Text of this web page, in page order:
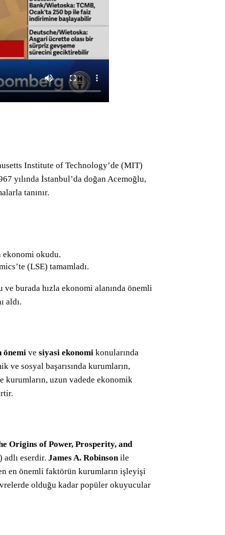
Institute of Technology’de (MIT)
yılında İstanbul’da doğan Acemoğlu,
tanınır.
okudu.
(LSE) tamamladı.
ve burada hızla ekonomi alanında önemli
aldı.
önemi ve siyasi ekonomi konularında
ve sosyal başarısında kurumların,
uzun vadede ekonomik
Origins of Power, Prosperity, and
eserdir. James A. Robinson ile
en önemli faktörün kurumların işleyişi
olduğu kadar popüler okuyucular